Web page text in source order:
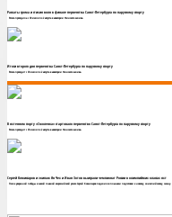
Раскаты грома и стихия волн в финале первенства Санкт-Петербурга по парусному спорту
Регата проходила с 30 июля по 2 августа в акватории Финского залива.
Итоги второго дня первенства Санкт-Петербурга по парусному спорту
Регата проходит с 30 июля по 2 августа в акватории Финского залива.
В яхтенном порту «Смоленка» стартовало первенство Санкт-Петербурга по парусному спорту
Регата проходит с 30 июля по 2 августа в акватории Финского залива.
Сергей Комиссаров и экипаж Ян Чех и Иван Зотов выиграли чемпионат России в олимпийских классах яхт
После уверенной победы в самой главной всероссийской регате Сергей Комиссаров поделился планами подготовки к новому, олимпийскому, сезону.